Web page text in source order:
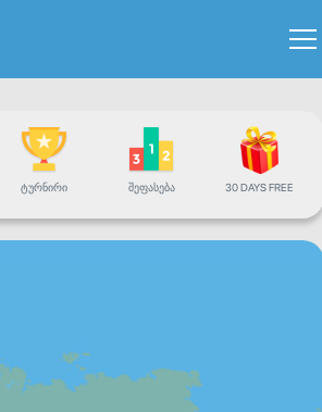
ᲢᲣᲠᲜᲘᲠᲘ ᲨᲔᲤᲐᲡᲔᲑᲐ 30 DAYS FREE